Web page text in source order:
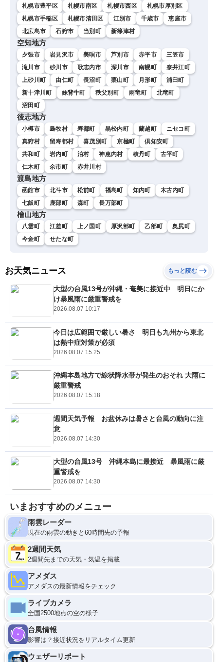
札幌市豊平区 札幌市南区 札幌市西区
札幌市厚別区
札幌市手稲区
札幌市清田区 江別市 千歳市
恵庭市
北広島市
石狩市 当別町 新篠津村
空知地方
夕張市 岩見沢市 美唄市 芦別市 赤平市
三笠市
滝川市
砂川市 歌志内市 深川市 南幌町
奈井江町
上砂川町
由仁町 長沼町 栗山町 月形町
浦臼町
新十津川町
妹背牛町 秩父別町 雨竜町
北竜町
沼田町
後志地方
小樽市 島牧村 寿都町 黒松内町 蘭越町
ニセコ町
真狩村
留寿都村 喜茂別町 京極町
倶知安町
共和町
岩内町 泊村 神恵内村 積丹町
古平町
仁木町
余市町 赤井川村
渡島地方
函館市 北斗市 松前町 福島町 知内町
木古内町
七飯町
鹿部町 森町 長万部町
檜山地方
八雲町 江差町 上ノ国町 厚沢部町 乙部町
奥尻町
今金町
せたな町
お天気ニュース もっと読む
大型の台風13号が沖縄・奄美に接近中 明日にか
け暴風雨に厳重警戒を
2026.08.07 10:17
今日は広範囲で厳しい暑さ 明日も九州から東北
は熱中症対策が必須
2026.08.07 15:25
沖縄本島地方で線状降水帯が発生のおそれ 大雨に
厳重警戒
2026.08.07 15:18
週間天気予報 お盆休みは暑さと台風の動向に注
意
2026.08.07 14:30
大型の台風13号 沖縄本島に最接近 暴風雨に厳
重警戒を
2026.08.07 14:30
いまおすすめのメニュー
雨雲レーダー
現在の雨雲の動きと60時間先の予報
2週間天気
2週間先までの天気・気温を掲載
アメダス
アメダスの最新情報をチェック
ライブカメラ
全国2500地点の空の様子
台風情報
影響は？接近状況をリアルタイム更新
ウェザーリポート